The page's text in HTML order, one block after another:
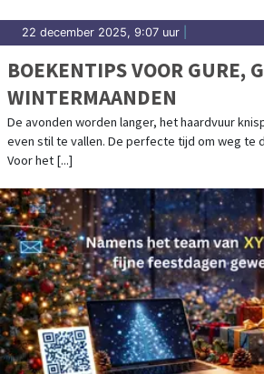
22 december 2025, 9:07 uur
BOEKENTIPS VOOR GURE,
WINTERMAANDEN
De avonden worden langer, het haardvuur
even stil te vallen. De perfecte tijd om weg te
Voor het [...]